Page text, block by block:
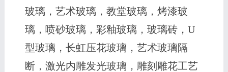
玻璃，艺术玻璃，教堂玻璃，烤漆玻
璃，喷砂玻璃，彩釉玻璃，玻璃砖，U
型玻璃，长虹压花玻璃，艺术玻璃隔
断，激光内雕发光玻璃，雕刻雕花工艺